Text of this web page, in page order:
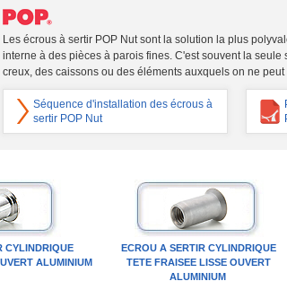
Les écrous à sertir POP Nut sont la solution la plus
interne à des pièces à parois fines. C'est souvent la
creux, des caissons ou des éléments auxquels on ne
Séquence d'installation des écrous à
sertir POP Nut
CYLINDRIQUE
ALUMINIUM
ECROU A SERTIR CYLINDRIQUE
TETE FRAISEE LISSE OUVERT
ALUMINIUM